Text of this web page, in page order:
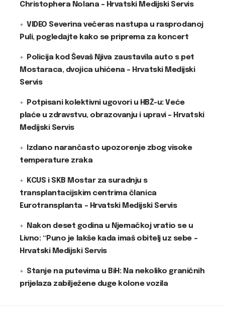
Christophera Nolana – Hrvatski Medijski Servis
VIDEO Severina večeras nastupa u rasprodanoj
Puli, pogledajte kako se priprema za koncert
Policija kod Ševaš Njiva zaustavila auto s pet
Mostaraca, dvojica uhićena – Hrvatski Medijski
Servis
Potpisani kolektivni ugovori u HBŽ-u: Veće
plaće u zdravstvu, obrazovanju i upravi – Hrvatski
Medijski Servis
Izdano narančasto upozorenje zbog visoke
temperature zraka
KCUS i SKB Mostar za suradnju s
transplantacijskim centrima članica
Eurotransplanta – Hrvatski Medijski Servis
Nakon deset godina u Njemačkoj vratio se u
Livno: “Puno je lakše kada imaš obitelj uz sebe –
Hrvatski Medijski Servis
Stanje na putevima u BiH: Na nekoliko graničnih
prijelaza zabilježene duge kolone vozila